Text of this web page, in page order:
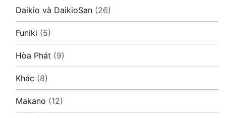
Daikio và DaikioSan (26)
Funiki (5)
Hòa Phát (9)
Khác (8)
Makano (12)